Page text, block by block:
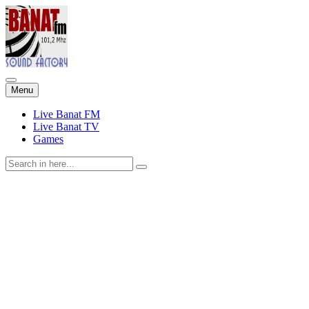
Menu Skip
to
content
Live Banat FM
Live Banat TV
Games
Search
for: